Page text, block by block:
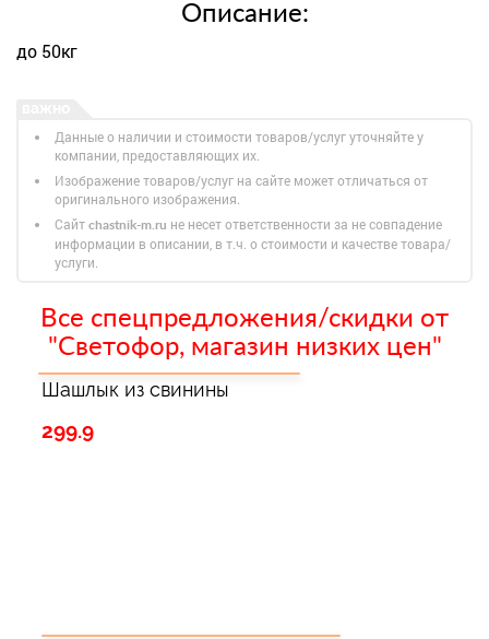
Описание:
до 50кг
Данные о наличии и стоимости товаров/услуг уточняйте у
компании, предоставляющих их.
Изображение товаров/услуг на сайте может отличаться от
оригинального изображения.
Сайт chastnik-m.ru не несет ответственности за не совпадение
информации в описании, в т.ч. о стоимости и качестве товара/
услуги.
Все спецпредложения/скидки от
"Светофор, магазин низких цен"
Шашлык из свинины
299.9